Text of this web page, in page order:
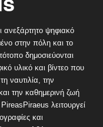
ανεξάρτητο ψηφιακό
στην πόλη και το
δημοσιεύονται
υλικό και βίντεο που
ναυτιλία, την
την καθημερινή ζωή
λειτουργεί
και